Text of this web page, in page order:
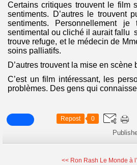
Certains critiques trouvent le film
sentiments. D’autres le trouvent
sentiments. Personnellement
sentimental ou cliché il aurait fallu
trouve refuge, et le médecin de
soins palliatifs.
D’autres trouvent la mise en
C’est un film intéressant, les
problèmes. Des gens qui
Repost 0
<< Ron Rash Le Monde à